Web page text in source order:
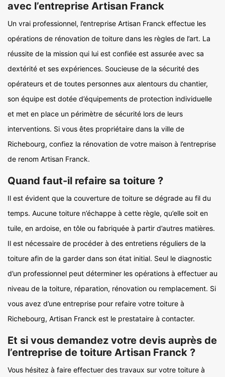
avec l’entreprise Artisan Franck
Un vrai professionnel, l’entreprise Artisan Franck effectue les
opérations de rénovation de toiture dans les règles de l’art. La
réussite de la mission qui lui est confiée est assurée avec sa
dextérité et ses expériences. Soucieuse de la sécurité des
opérateurs et de toutes personnes aux alentours du chantier,
son équipe est dotée d’équipements de protection individuelle
et met en place un périmètre de sécurité lors de leurs
interventions. Si vous êtes propriétaire dans la ville de
Richebourg, confiez la rénovation de votre maison à l’entreprise
de renom Artisan Franck.
Quand faut-il refaire sa toiture ?
Il est évident que la couverture de toiture se dégrade au fil du
temps. Aucune toiture n’échappe à cette règle, qu’elle soit en
tuile, en ardoise, en tôle ou fabriquée à partir d’autres matières.
Il est nécessaire de procéder à des entretiens réguliers de la
toiture afin de la garder dans son état initial. Seul le diagnostic
d’un professionnel peut déterminer les opérations à effectuer au
niveau de la toiture, réparation, rénovation ou remplacement. Si
vous avez d’une entreprise pour refaire votre toiture à
Richebourg, Artisan Franck est le prestataire à contacter.
Et si vous demandez votre devis auprès de
l’entreprise de toiture Artisan Franck ?
Vous hésitez à faire effectuer des travaux sur votre toiture à